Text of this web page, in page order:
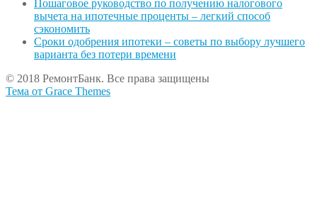
Пошаговое руководство по получению налогового
вычета на ипотечные проценты – легкий способ
сэкономить
Сроки одобрения ипотеки – советы по выбору лучшего
варианта без потери времени
© 2018 РемонтБанк. Все права защищены
Тема от Grace Themes